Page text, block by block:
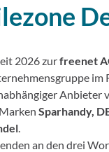
2026 zurfreenet
im
Anbieter
Sparhandy,
.
an den drei